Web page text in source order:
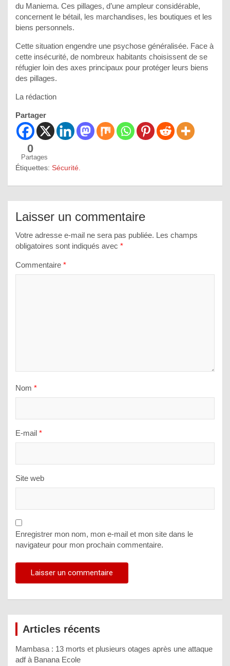
du Maniema. Ces pillages, d’une ampleur considérable,
concernent le bétail, les marchandises, les boutiques et les
biens personnels.
Cette situation engendre une psychose généralisée. Face à
cette insécurité, de nombreux habitants choisissent de se
réfugier loin des axes principaux pour protéger leurs biens
des pillages.
La rédaction
Partager
0
Partages
Étiquettes: Sécurité.
Laisser un commentaire
Votre adresse e-mail ne sera pas publiée. Les champs
obligatoires sont indiqués avec *
Commentaire *
Nom *
E-mail *
Site web
Enregistrer mon nom, mon e-mail et mon site dans le
navigateur pour mon prochain commentaire.
Articles récents
Mambasa : 13 morts et plusieurs otages après une attaque
adf à Banana Ecole